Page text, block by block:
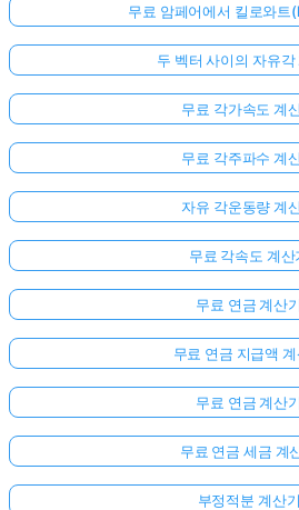
무료 암페어에서 킬로와트
두 벡터 사이의 자유각
무료 각가속도 계
무료 각주파수 계
자유 각운동량 계
무료 각속도 계산
무료 연금 계산기
무료 연금 지급액
무료 연금 계산기
무료 연금 세금 계
부정적분 계산기